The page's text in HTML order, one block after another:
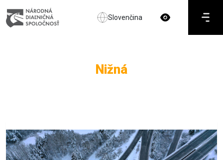
Slovenčina
Nižná